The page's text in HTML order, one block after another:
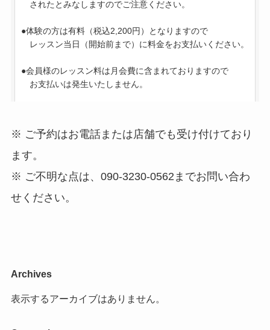
※ ご予約はお電話または店舗でも受け付けており
ます。
※ ご不明な点は、090-3230-0562までお問い合わ
せください。
Archives
表示するアーカイブはありません。